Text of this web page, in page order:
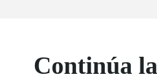
Continúa la